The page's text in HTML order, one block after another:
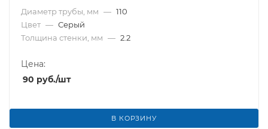
Диаметр трубы, мм — 110
Цвет — Серый
Толщина стенки, мм — 2.2
Цена:
90 руб./шт
В КОРЗИНУ